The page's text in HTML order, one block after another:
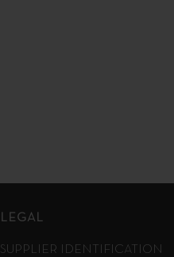
LEGAL
SUPPLIER IDENTIFICATION